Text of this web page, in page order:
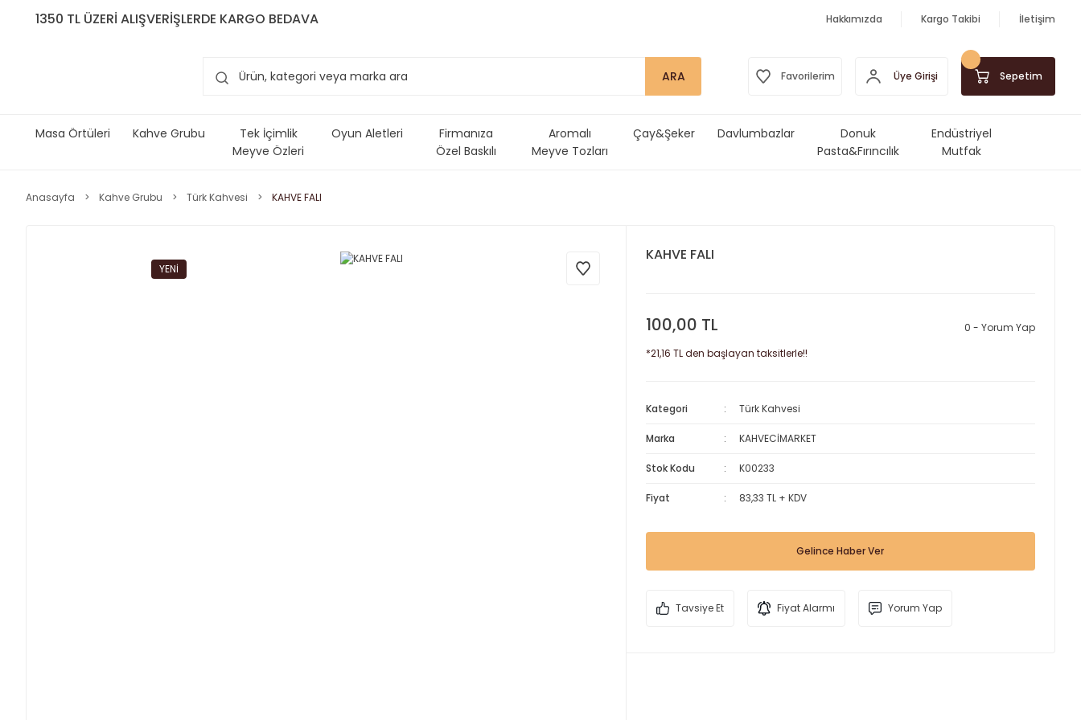
1350 TL ÜZERİ ALIŞVERİŞLERDE KARGO BEDAVA Hakkımızda Kargo Takibi İletişim
ARA Favorilerim Üye Girişi Sepetim
Masa Örtüleri Kahve Grubu
Tek İçimlik
Meyve Özleri
Oyun Aletleri
Firmanıza
Özel Baskılı
Aromalı
Meyve Tozları
Çay&Şeker Davlumbazlar
Donuk
Pasta&Fırıncılık
Endüstriyel
Mutfak
Anasayfa Kahve Grubu Türk Kahvesi KAHVE FALI
YENİ
KAHVE FALI
100,00 TL
0 - Yorum Yap
*21,16 TL den başlayan taksitlerle!!
Kategori Türk Kahvesi
Marka KAHVECİMARKET
Stok Kodu K00233
Fiyat 83,33 TL + KDV
Gelince Haber Ver
Tavsiye Et Fiyat Alarmı Yorum Yap